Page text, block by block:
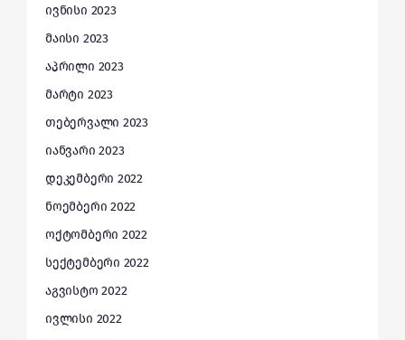
ივნისი 2023
მაისი 2023
აპრილი 2023
მარტი 2023
თებერვალი 2023
იანვარი 2023
დეკემბერი 2022
ნოემბერი 2022
ოქტომბერი 2022
სექტემბერი 2022
აგვისტო 2022
ივლისი 2022